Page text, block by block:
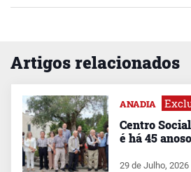
Artigos relacionados
ANADIA
Centro
é há 45
29 de Julho, 2026